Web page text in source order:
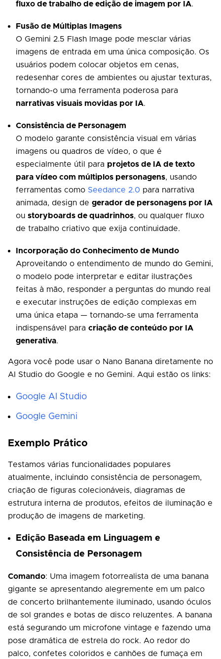
fluxo de trabalho de edição de imagem por IA.
Fusão de Múltiplas Imagens
O Gemini 2.5 Flash Image pode mesclar várias
imagens de entrada em uma única composição. Os
usuários podem colocar objetos em cenas,
redesenhar cores de ambientes ou ajustar texturas,
tornando-o uma ferramenta poderosa para
narrativas visuais movidas por IA.
Consistência de Personagem
O modelo garante consistência visual em várias
imagens ou quadros de vídeo, o que é
especialmente útil para projetos de IA de texto
para vídeo com múltiplos personagens, usando
ferramentas como Seedance 2.0 para narrativa
animada, design de gerador de personagens por IA
ou storyboards de quadrinhos, ou qualquer fluxo
de trabalho criativo que exija continuidade.
Incorporação do Conhecimento de Mundo
Aproveitando o entendimento de mundo do Gemini,
o modelo pode interpretar e editar ilustrações
feitas à mão, responder a perguntas do mundo real
e executar instruções de edição complexas em
uma única etapa — tornando-se uma ferramenta
indispensável para criação de conteúdo por IA
generativa.
Agora você pode usar o Nano Banana diretamente no
AI Studio do Google e no Gemini. Aqui estão os links:
Google AI Studio
Google Gemini
Exemplo Prático
Testamos várias funcionalidades populares
atualmente, incluindo consistência de personagem,
criação de figuras colecionáveis, diagramas de
estrutura interna de produtos, efeitos de iluminação e
produção de imagens de marketing.
Edição Baseada em Linguagem e
Consistência de Personagem
Comando: Uma imagem fotorrealista de uma banana
gigante se apresentando alegremente em um palco
de concerto brilhantemente iluminado, usando óculos
de sol grandes e botas de disco reluzentes. A banana
está segurando um microfone vintage e fazendo uma
pose dramática de estrela do rock. Ao redor do
palco, confetes coloridos e canhões de fumaça em